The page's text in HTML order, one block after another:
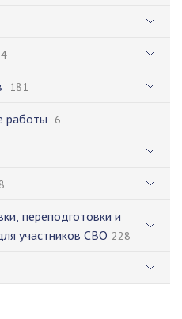
181
работы 6
переподготовки и
участников СВО 228